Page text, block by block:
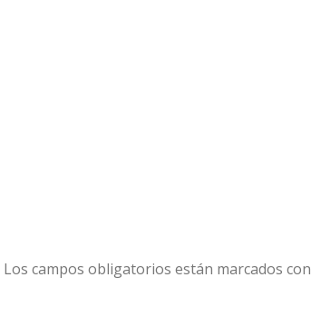
Los campos obligatorios están marcados con